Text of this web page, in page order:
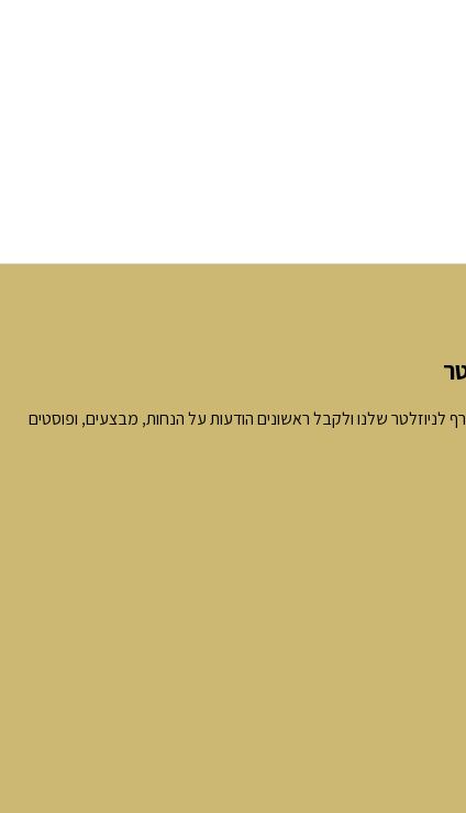
לניוזלטר שלנו ולקבל ראשונים הודעות על הנחות, מבצעים, ופוסטים